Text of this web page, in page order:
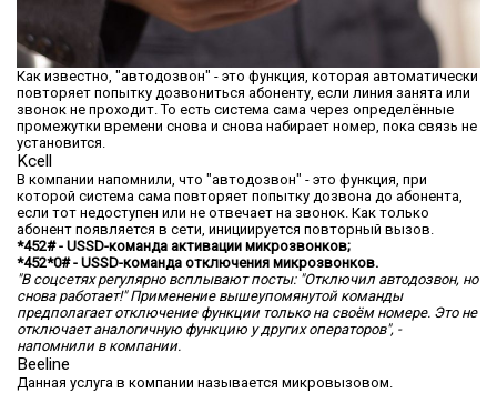
Как известно, "автодозвон" - это функция, которая автоматически
повторяет попытку дозвониться абоненту, если линия занята или
звонок не проходит. То есть система сама через определённые
промежутки времени снова и снова набирает номер, пока связь не
установится.
Kcell
В компании напомнили, что "автодозвон" - это функция, при
которой система сама повторяет попытку дозвона до абонента,
если тот недоступен или не отвечает на звонок. Как только
абонент появляется в сети, инициируется повторный вызов.
*452# - USSD-команда активации микрозвонков;
*452*0# - USSD-команда отключения микрозвонков.
"В соцсетях регулярно всплывают посты: "Отключил автодозвон, но
снова работает!" Применение вышеупомянутой команды
предполагает отключение функции только на своём номере. Это не
отключает аналогичную функцию у других операторов", -
напомнили в компании.
Beeline
Данная услуга в компании называется микровызовом.